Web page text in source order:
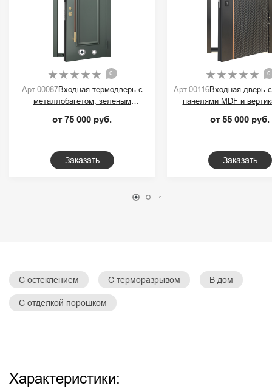
0
Арт.00087Входная термодверь с
металлобагетом, зеленым
скобой
от 75 000 руб.
Заказать
0
Арт.00116Входная дверь
панелями MDF и
от 55 000 руб.
Заказать
С остеклением С терморазрывом В дом
С отделкой порошком
Характеристики: